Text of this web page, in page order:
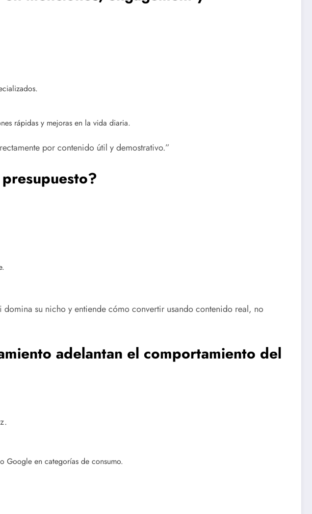
rápidas y mejoras en la vida diaria.
por contenido útil y demostrativo.”
su nicho y entiende cómo convertir usando contenido real, no
adelantan el comportamiento del
Google en categorías de consumo.